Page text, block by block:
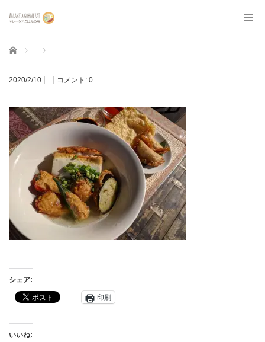
ホーム
2020/2/10 コメント: 0
シェア:
印刷
いいね: